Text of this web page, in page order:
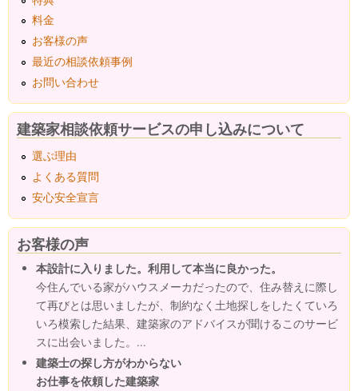
料金
お客様の声
最近の相談依頼事例
お問い合わせ
建築家相談依頼サービスの申し込みについて
選ぶ理由
よくある質問
安心安全宣言
お客様の声
本設計に入りました。利用して本当に良かった。
今住んでいる家がハウスメーカだったので、住み替えに際し
て再びとは思いましたが、制約なく土地探しをしたくていろ
いろ模索した結果、建築家のアドバイスが聞けるこのサービ
スに出会いました。...
建築士の探し方がわからない
お仕事を依頼した建築家